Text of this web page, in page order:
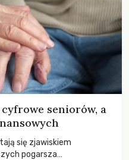
seniorów, a
się zjawiskiem
pogarsza